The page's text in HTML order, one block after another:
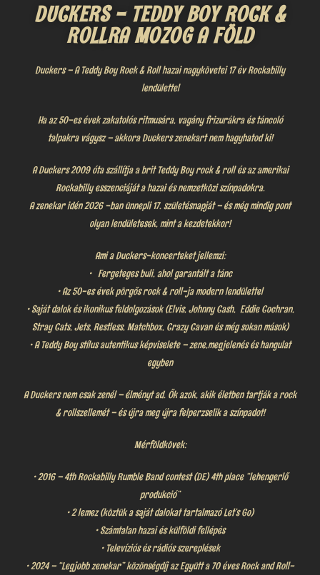
DUCKERS - TEDDY BOY ROCK &
ROLLRA MOZOG A FÖLD
Duckers – A Teddy Boy Rock & Roll hazai nagykövetei 17 év Rockabilly
lendülettel
Ha az 50-es évek zakatolós ritmusára, vagány frizurákra és táncoló
talpakra vágysz – akkora Duckers zenekart nem hagyhatod ki!
A Duckers 2009 óta szállítja a brit Teddy Boy rock & roll és az amerikai
Rockabilly esszenciáját a hazai és nemzetközi színpadokra.
A zenekar idén 2026 -ban ünnepli 17. születésnapját – és még mindig pont
olyan lendületesek, mint a kezdetekkor!
Ami a Duckers-koncerteket jellemzi:
• Fergeteges buli, ahol garantált a tánc
• Az 50-es évek pörgős rock & roll-ja modern lendülettel
• Saját dalok és ikonikus feldolgozások (Elvis, Johnny Cash, Eddie Cochran,
Stray Cats, Jets, Restless, Matchbox, Crazy Cavan és még sokan mások)
• A Teddy Boy stílus autentikus képviselete – zene,megjelenés és hangulat
egyben
A Duckers nem csak zenél – élményt ad. Ők azok, akik életben tartják a rock
& rollszellemét – és újra meg újra felperzselik a színpadot!
Mérföldkövek:
• 2016 – 4th Rockabilly Rumble Band contest (DE) 4th place “lehengerlő
produkció”
• 2 lemez (köztük a saját dalokat tartalmazó Let’s Go)
• Számtalan hazai és külföldi fellépés
• Televíziós és rádiós szereplések
• 2024 – “Legjobb zenekar” közönségdíj az Együtt a 70 éves Rock and Roll-